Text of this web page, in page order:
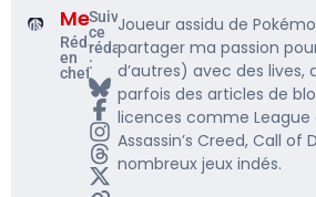
Me5rine_
Rédacteur
en
chef
Suivre
ce
rédacteur
:
Joueur assidu de
partager ma passion
d’autres) avec des lives,
parfois des articles de
licences comme League
Assassin’s Creed, Call
nombreux jeux indés.